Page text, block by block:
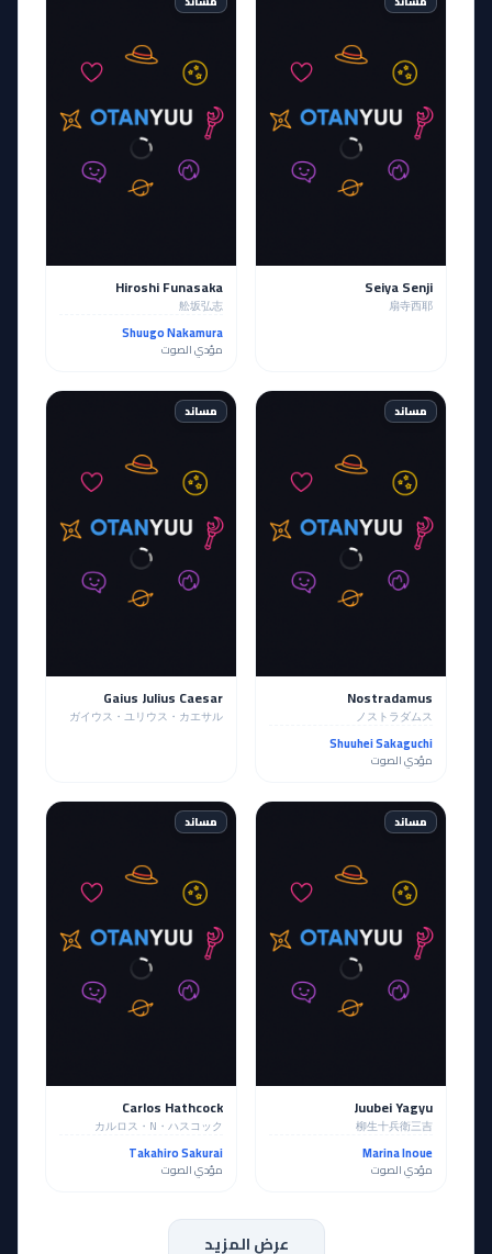
Seiya Senji
扇寺西耶
Hiroshi Funasaka
舩坂弘志
Shuugo Nakamura
مؤدي الصوت
مساند
Nostradamus
ノストラダムス
Shuuhei Sakaguchi
مؤدي الصوت
مساند
Gaius Julius Caesar
ガイウス・ユリウス・カエサル
مساند
Juubei Yagyu
柳生十兵衛三吉
Marina Inoue
مؤدي الصوت
مساند
Carlos Hathcock
カルロス・N・ハスコック
Takahiro Sakurai
مؤدي الصوت
عرض المزيد